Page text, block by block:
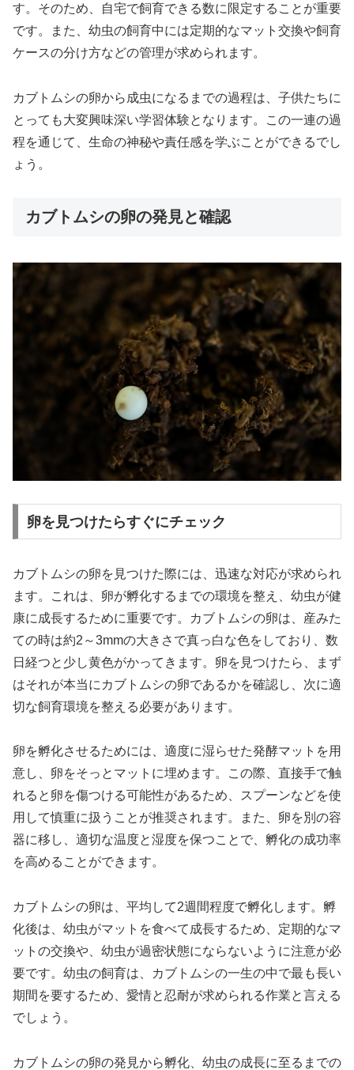
す。そのため、自宅で飼育できる数に限定することが重要
です。また、幼虫の飼育中には定期的なマット交換や飼育
ケースの分け方などの管理が求められます。
カブトムシの卵から成虫になるまでの過程は、子供たちに
とっても大変興味深い学習体験となります。この一連の過
程を通じて、生命の神秘や責任感を学ぶことができるでし
ょう。
カブトムシの卵の発見と確認
卵を見つけたらすぐにチェック
カブトムシの卵を見つけた際には、迅速な対応が求められ
ます。これは、卵が孵化するまでの環境を整え、幼虫が健
康に成長するために重要です。カブトムシの卵は、産みた
ての時は約2～3mmの大きさで真っ白な色をしており、数
日経つと少し黄色がかってきます。卵を見つけたら、まず
はそれが本当にカブトムシの卵であるかを確認し、次に適
切な飼育環境を整える必要があります。
卵を孵化させるためには、適度に湿らせた発酵マットを用
意し、卵をそっとマットに埋めます。この際、直接手で触
れると卵を傷つける可能性があるため、スプーンなどを使
用して慎重に扱うことが推奨されます。また、卵を別の容
器に移し、適切な温度と湿度を保つことで、孵化の成功率
を高めることができます。
カブトムシの卵は、平均して2週間程度で孵化します。孵
化後は、幼虫がマットを食べて成長するため、定期的なマ
ットの交換や、幼虫が過密状態にならないように注意が必
要です。幼虫の飼育は、カブトムシの一生の中で最も長い
期間を要するため、愛情と忍耐が求められる作業と言える
でしょう。
カブトムシの卵の発見から孵化、幼虫の成長に至るまでの